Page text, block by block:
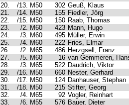
20.
/13. M50 302 Geuß, Klaus
21.
/14. M50 155 Fiedler, Jörg
22.
/15. M50 150 Raab, Thomas
23.
/2. M60 423 Mann, Hugo
24.
/3. M60 495 Müller, Erwin
25.
/4. M60 222 Fries, Elmar
26.
/2. M65 486 Herzgsell, Franz
27.
/5. M60 16 van Gemmeren,
28.
/3. M65 522 Daudrich, Viktor
29.
/16. M50 660 Nester, Gerhard
30.
/17. M50 124 Danhauser, Stephan
31.
/18. M50 215 Stifter, Georg
32.
/4. M65 92 Vogler, Reinhart
33.
/6. M55 576 Bauer, Dieter